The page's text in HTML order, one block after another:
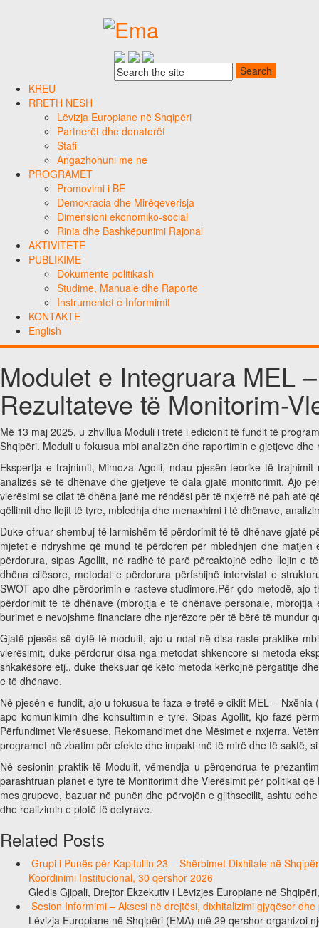
KREU
RRETH NESH
Lëvizja Europiane në Shqipëri
Partnerët dhe donatorët
Stafi
Angazhohuni me ne
PROGRAMET
Promovimi i BE
Demokracia dhe Mirëqeverisja
Dimensioni ekonomiko-social
Rinia dhe Bashkëpunimi Rajonal
AKTIVITETE
PUBLIKIME
Dokumente politikash
Studime, Manuale dhe Raporte
Instrumentet e Informimit
KONTAKTE
English
Modulet e Integruara MEL
Rezultateve të Monitorim-
Më 13 maj 2025, u zhvillua Moduli i tretë i edicionit të fundit të
Shqipëri. Moduli u fokusua mbi analizën dhe raportimin e gjetjeve
Ekspertja e trajnimit, Mimoza Agolli, ndau pjesën teorike të
analizës së të dhënave dhe gjetjeve të dala gjatë monitorimit. Ajo
vlerësimi se cilat të dhëna janë me rëndësi për të nxjerrë në pah atë
qëllimit dhe llojit të tyre, mbledhja dhe menaxhimi i të dhënave,
Duke ofruar shembuj të larmishëm të përdorimit të të dhënave gjatë
mjetet e ndryshme që mund të përdoren për mbledhjen dhe
përdorura, sipas Agollit, në radhë të parë përcaktojnë edhe llojin e
dhëna cilësore, metodat e përdorura përfshijnë intervistat e
SWOT apo dhe përdorimin e rasteve studimore.Për çdo metodë,
përdorimit të të dhënave (mbrojtja e të dhënave personale,
burimet e nevojshme financiare dhe njerëzore për të bërë të mundur
Gjatë pjesës së dytë të modulit, ajo u ndal në disa raste praktike
vlerësimit, duke përdorur disa nga metodat shkencore si metoda
shkakësore etj., duke theksuar që këto metoda kërkojnë përgatitje
e të dhënave.
Në pjesën e fundit, ajo u fokusua te faza e tretë e ciklit MEL –
apo komunikimin dhe konsultimin e tyre. Sipas Agollit, kjo fazë
Përfundimet Vlerësuese, Rekomandimet dhe Mësimet e nxjerra.
programet në zbatim për efekte dhe impakt më të mirë dhe të saktë,
Në sesionin praktik të Modulit, vëmendja u përqendrua te
parashtruan planet e tyre të Monitorimit dhe Vlerësimit për politikat
mes grupeve, bazuar në punën dhe përvojën e gjithsecilit, ashtu
dhe realizimin e plotë të detyrave.
Related Posts
Grupi i Punës për Kapitullin 23 – Shërbimet Dixhitale në
Koordinimi Institucional, 30 qershor 2026
Gledis Gjipali, Drejtor Ekzekutiv i Lëvizjes Europiane në
Sesion Informimi – Aksesi në drejtësi, dixhitalizimi gjyqësor
Lëvizja Europiane në Shqipëri (EMA) më 29 qershor organizoi